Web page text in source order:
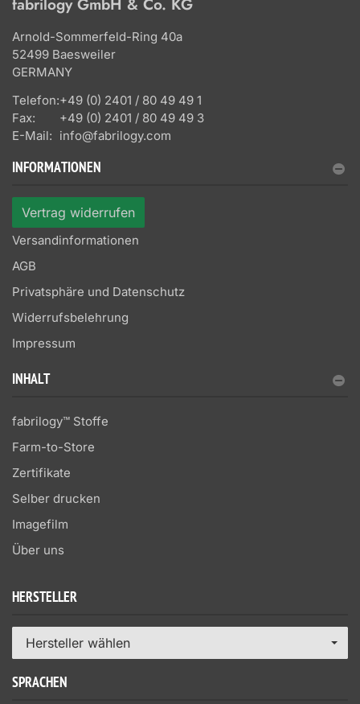
fabrilogy GmbH & Co. KG
Arnold-Sommerfeld-Ring 40a
52499 Baesweiler
GERMANY
Telefon:+49 (0) 2401 / 80 49 49 1
Fax:
+49 (0) 2401 / 80 49 49 3
E-Mail: info@fabrilogy.com
INFORMATIONEN
Vertrag widerrufen
Versandinformationen
AGB
Privatsphäre und Datenschutz
Widerrufsbelehrung
Impressum
INHALT
fabrilogy™ Stoffe
Farm-to-Store
Zertifikate
Selber drucken
Imagefilm
Über uns
HERSTELLER
Hersteller wählen
SPRACHEN